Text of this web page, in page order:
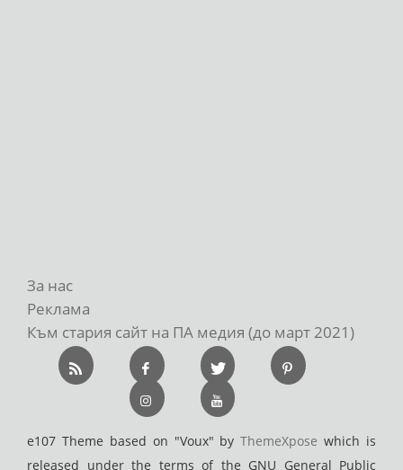
За нас
Реклама
Към стария сайт на ПА медия (до март 2021)
e107 Theme based on "Voux" byThemeXpose which is
released under the terms of the GNU General Public